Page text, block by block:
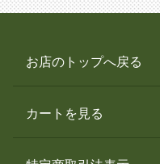
お店のトップへ戻る
カートを見る